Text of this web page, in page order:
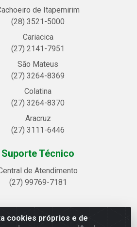
cookies próprios e de
de Itapemirim
(28) 3521-5000
Cariacica
(27) 2141-7951
São Mateus
(27) 3264-8369
Colatina
(27) 3264-8370
Aracruz
(27) 3111-6446
Suporte Técnico
de Atendimento
(27) 99769-7181
LTDA - Avenida Alegre, 2521 -